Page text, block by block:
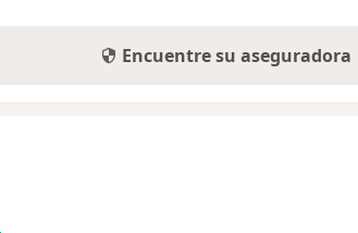
Encuentre su aseguradora